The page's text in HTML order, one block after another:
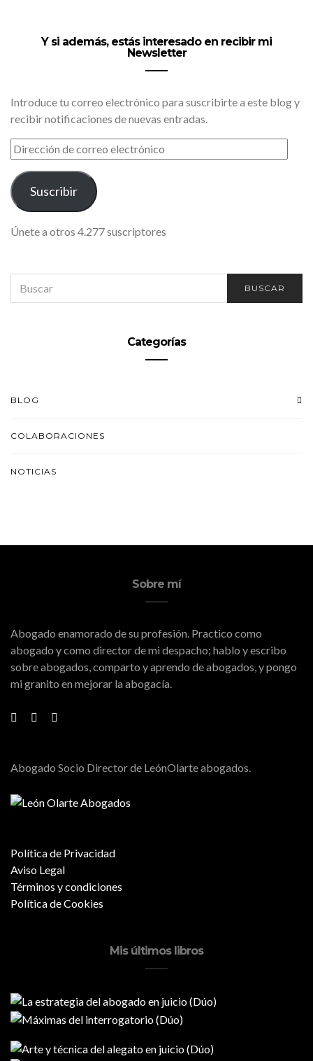
Y si además, estás interesado en recibir mi
Newsletter
Introduce tu correo electrónico para suscribirte a este blog y
recibir notificaciones de nuevas entradas.
DIRECCIÓN
DE
CORREO
ELECTRÓNICO
Suscribir
Únete a otros 4.277 suscriptores
FOR:
BUSCAR
Categorías
BLOG
COLABORACIONES
NOTICIAS
Sobre mí
Abogado enamorado de su profesión. Practico como
abogado y como director de mi despacho; hablo y escribo
sobre abogados, comparto y aprendo de abogados, y pongo
mi granito en mejorar la abogacía.
Abogado Socio Director de LeónOlarte abogados.
Política de Privacidad
Aviso Legal
Términos y condiciones
Política de Cookies
Mis últimos libros